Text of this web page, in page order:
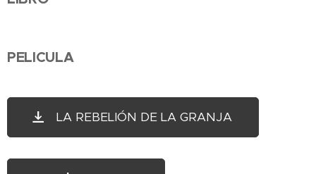
PELICULA
LA REBELIÓN DE LA GRANJA